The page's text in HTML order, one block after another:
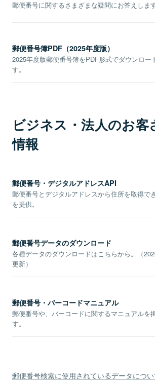
郵便番号に関するさまざまな疑問にお答えします
郵便番号簿PDF（2025年度版）
2025年度版郵便番号簿をPDF形式でダウンロー
す。
ビジネス・法人のお客
情報
郵便番号・デジタルアドレスAPI
郵便番号とデジタルアドレスから住所を取得で
を提供。
郵便番号データのダウンロード
各種データのダウンロードはこちらから。（
更新）
郵便番号・バーコードマニュアル
郵便番号や、バーコードに関するマニュアルを
す。
郵便番号検索に使用されているデータについ